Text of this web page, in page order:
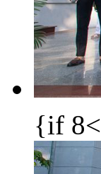
{if